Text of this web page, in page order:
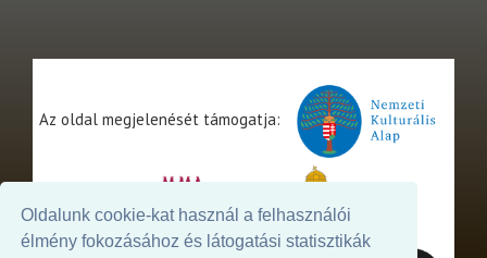
Oldalunk cookie-kat használ a felhasználói
élmény fokozásához és látogatási statisztikák
Az oldal megjelenését támogatja: